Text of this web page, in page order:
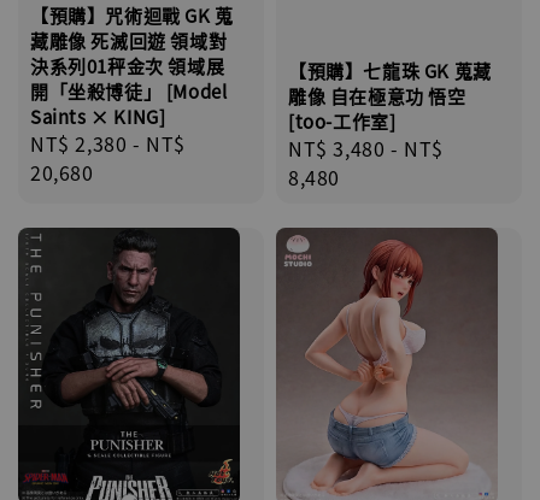
【預購】咒術迴戰 GK 蒐
藏雕像 死滅回遊 領域對
決系列01秤金次 領域展
開「坐殺博徒」 [Model
Saints × KING]
Regular
price
NT$ 2,380 - NT$
20,680
【預購】七龍珠 GK 蒐藏
雕像 自在極意功 悟空
[too-工作室]
Regular
price
NT$ 3,480 - NT$
8,480